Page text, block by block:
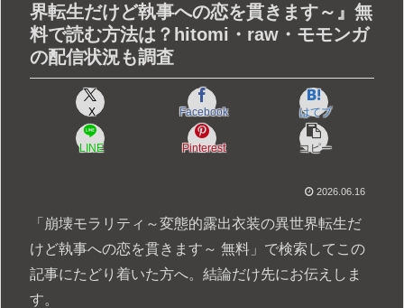
界転生だけど執事への恋を貫きます～』無
料で読む方法は？hitomi・raw・モモンガ
の配信状況も調査
X Facebook はてブ
LINE Pinterest コピー
2026.06.16
「崩壊モラリティ～変態的露出衣装の異世界転生だ
けど執事への恋を貫きます～ 無料」で検索してこの
記事にたどり着いた方へ。結論だけ先にお伝えしま
す。